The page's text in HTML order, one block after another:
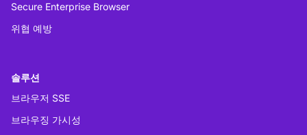
Secure Enterprise Browser
위협 예방
솔루션
브라우저 SSE
브라우징 가시성